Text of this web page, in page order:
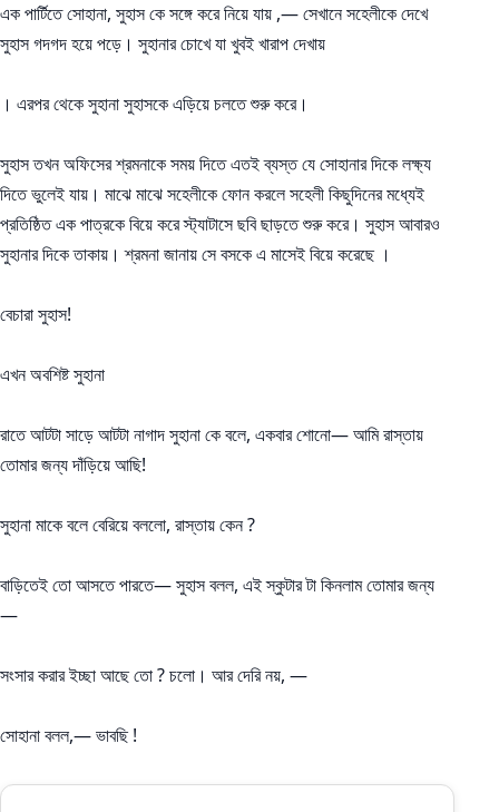
এক পার্টিতে সোহানা, সুহাস কে সঙ্গে করে নিয়ে যায় ,— সেখানে সহেলীকে দেখে
সুহাস গদগদ হয়ে পড়ে। সুহানার চোখে যা খুবই খারাপ দেখায়
। এরপর থেকে সুহানা সুহাসকে এড়িয়ে চলতে শুরু করে।
সুহাস তখন অফিসের শ্রমনাকে সময় দিতে এতই ব্যস্ত যে সোহানার দিকে লক্ষ্য
দিতে ভুলেই যায়। মাঝে মাঝে সহেলীকে ফোন করলে সহেলী কিছুদিনের মধ্যেই
প্রতিষ্ঠিত এক পাত্রকে বিয়ে করে স্ট্যাটাসে ছবি ছাড়তে শুরু করে। সুহাস আবারও
সুহানার দিকে তাকায়। শ্রমনা জানায় সে বসকে এ মাসেই বিয়ে করেছে ।
বেচারা সুহাস!
এখন অবশিষ্ট সুহানা
রাতে আটটা সাড়ে আটটা নাগাদ সুহানা কে বলে, একবার শোনো— আমি রাস্তায়
তোমার জন্য দাঁড়িয়ে আছি!
সুহানা মাকে বলে বেরিয়ে বললো, রাস্তায় কেন ?
বাড়িতেই তো আসতে পারতে— সুহাস বলল, এই স্কুটার টা কিনলাম তোমার জন্য
—
সংসার করার ইচ্ছা আছে তো ? চলো। আর দেরি নয়, —
সোহানা বলল,— ভাবছি !